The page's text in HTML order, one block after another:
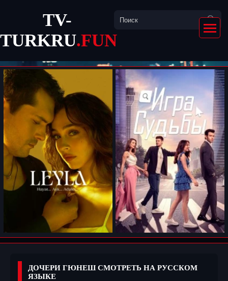
TV-
TURKRU.FUN
ДОЧЕРИ ГЮНЕШ СМОТРЕТЬ НА РУССКОМ
ЯЗЫКЕ